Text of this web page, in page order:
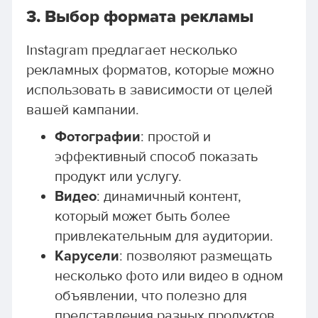
3. Выбор формата рекламы
Instagram предлагает несколько
рекламных форматов, которые можно
использовать в зависимости от целей
вашей кампании.
Фотографии: простой и
эффективный способ показать
продукт или услугу.
Видео: динамичный контент,
который может быть более
привлекательным для аудитории.
Карусели: позволяют размещать
несколько фото или видео в одном
объявлении, что полезно для